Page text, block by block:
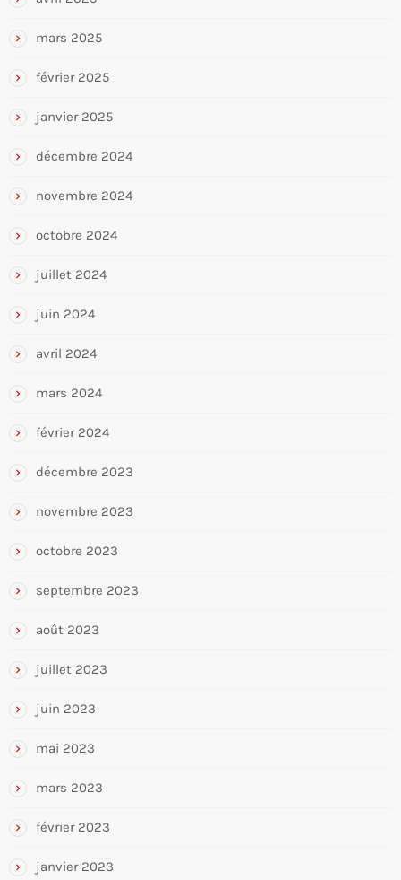
mars 2025
février 2025
janvier 2025
décembre 2024
novembre 2024
octobre 2024
juillet 2024
juin 2024
avril 2024
mars 2024
février 2024
décembre 2023
novembre 2023
octobre 2023
septembre 2023
août 2023
juillet 2023
juin 2023
mai 2023
mars 2023
février 2023
janvier 2023